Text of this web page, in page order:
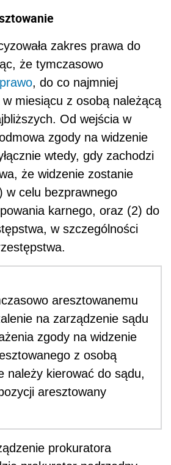
zakres prawa do
że tymczasowo
prawo, do co najmniej
miesiącu z osobą należącą
Od wejścia w
zgody na widzenie
wtedy, gdy zachodzi
że widzenie zostanie
w celu bezprawnego
karnego, oraz (2) do
w szczególności
aresztowanemu
na zarządzenie sądu
zgody na widzenie
z osobą
należy kierować do sądu,
aresztowany
prokuratora